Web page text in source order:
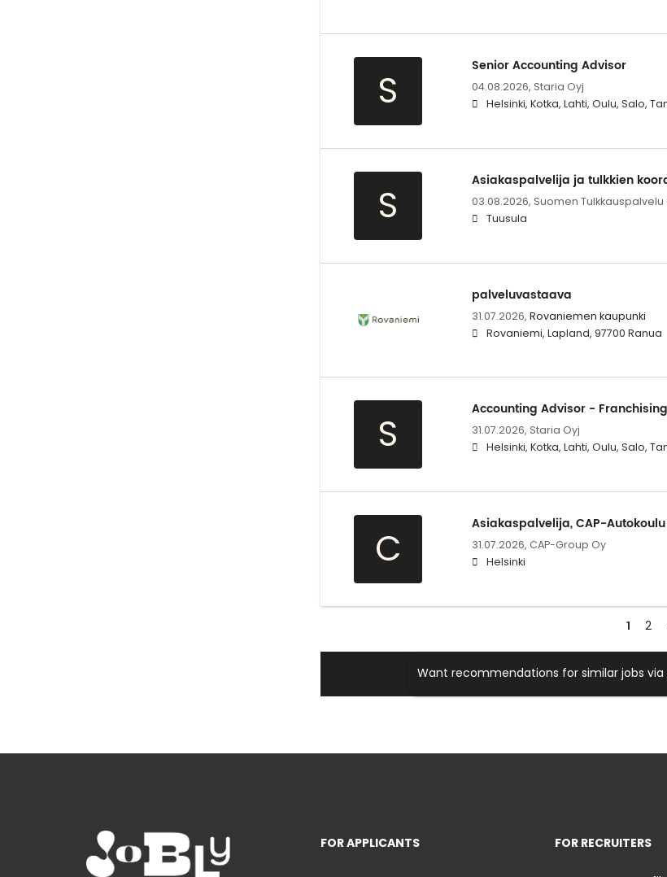
S
Senior Accounting Advisor
04.08.2026, Staria Oyj
Helsinki, Kotka, Lahti, Oulu, Salo,
S
Asiakaspalvelija ja tulkkien
03.08.2026, Suomen Tulkkauspalvelu
Tuusula
palveluvastaava
31.07.2026, Rovaniemen kaupunki
Rovaniemi, Lapland, 97700 Ranua
S
Accounting Advisor -
31.07.2026, Staria Oyj
Helsinki, Kotka, Lahti, Oulu, Salo,
C
Asiakaspalvelija, CAP-
31.07.2026, CAP-Group Oy
Helsinki
1 2
Want recommendations for similar jobs via
FOR APPLICANTS FOR RECRUITERS